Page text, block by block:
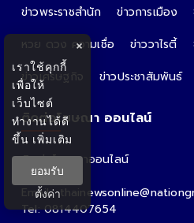
ข่าวพระราชสำนัก ข่าวการเมือง
หวย ดวง ความเชื่อ
ข่าววาไรตี้
ข่าวเศรษฐกิจ
ข่าวประชาสัมพันธ์
ติดต่อโฆษณา ออนไลน์
ติดต่อโฆษณาออนไลน์
คุณอ้อ
Email :
Tel: 0814407654
×
เราใช้คุกกี้
เพื่อให้
เว็บไซต์
ทำงานได้ดี
ขึ้น เพิ่มเติม
ยอมรับ
ตั้งค่า